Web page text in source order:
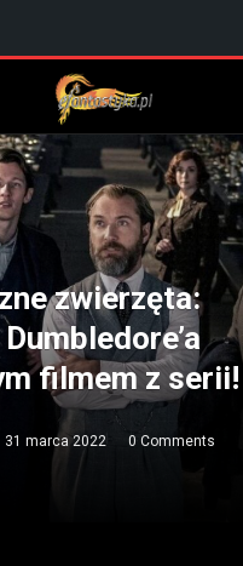
zwierzęta:
filmem z serii!
31 marca 2022
0 Comments